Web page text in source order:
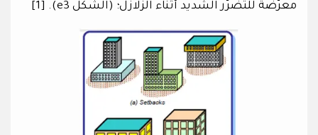
معرّضة للتضرّر الشديد أثناء الزلازل؛ (الشكل e3). [1]